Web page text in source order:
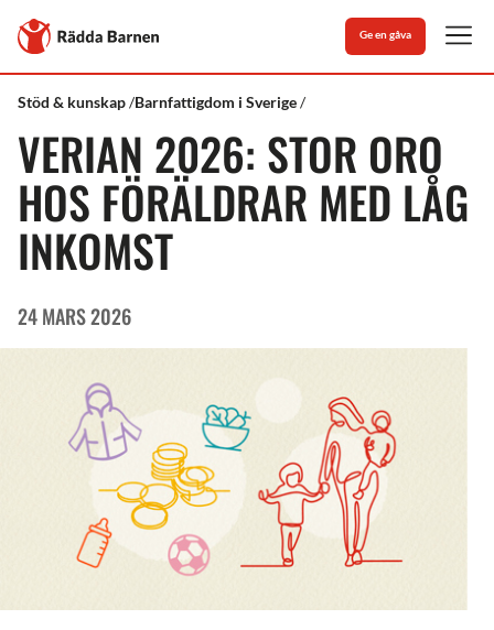
Till
Rädda
Barnens
Ge en gåva
Rädda
Stöd & kunskap Barnfattigdom i Sverige
Verian
Stor
oro
hos
föräldrar
med
låg
inkomst
VERIAN 2026: STOR ORO
HOS FÖRÄLDRAR MED LÅG
INKOMST
24 MARS 2026